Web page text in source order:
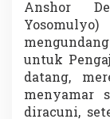
Anshor
untuk
datang,
menyamar
diracuni,